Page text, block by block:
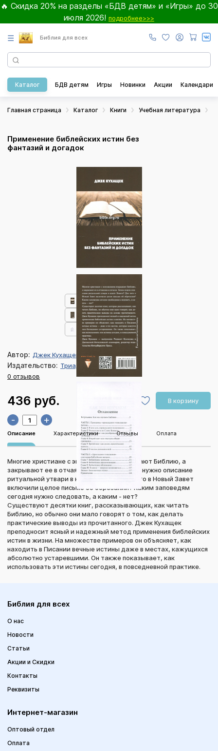
🔥 Скидка 20% на разделы «БДВ детям» и «Игры» до 30
июля 2026! подробнее>>>
☰ Библия для всех
Каталог БДВ детям Игры Новинки Акции Календари
Главная страница Каталог Книги Учебная литература
Применение библейских истин без
фантазий и догадок
Автор: Джек Кухащек
Издательство: Триада
0 отзывов
436 руб. В корзину
- +
Описание Характеристики Отзывы Оплата
Многие христиане с энтузиазмом открывают Библию, а
закрывают ее в отчаянии и печали. Зачем нужно описание
ритуальной утвари в книге Левит? Для чего в Новый Завет
включили целое письмо об обрезании? Каким заповедям
сегодня нужно следовать, а каким - нет?
Существуют десятки книг, рассказывающих, как читать
Библию, но обычно они мало говорят о том, как делать
практические выводы из прочитанного. Джек Кухащек
преподносит ясный и надежный метод применения библейских
истин в жизни. На множестве примеров он объясняет, как
находить в Писании вечные истины даже в местах, кажущихся
абсолютно устаревшими. Он также показывает, как
использовать эти истины сегодня, в повседневной практике.
Библия для всех
О нас
Новости
Статьи
Акции и Скидки
Контакты
Реквизиты
Интернет-магазин
Оптовый отдел
Оплата